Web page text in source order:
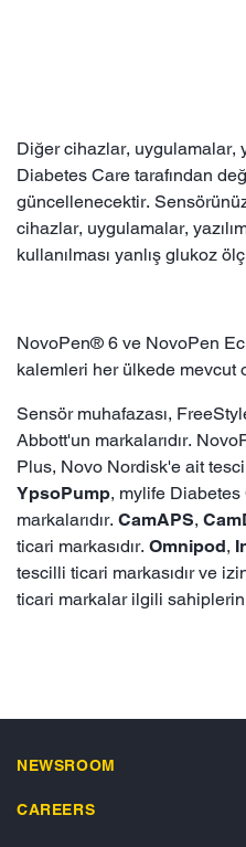
Diğer cihazlar, uygulamalar,
Diabetes Care tarafından
güncellenecektir.
cihazlar, uygulamalar,
kullanılması yanlış glukoz
NovoPen® 6 ve NovoPen
kalemleri her ülkede mevcut
Sensör muhafazası,
Abbott'un markalarıdır.
Plus, Novo Nordisk'e ait
YpsoPump, mylife
markalarıdır. CamAPS,
ticari markasıdır. Omnipod,
tescilli ticari markasıdır ve
ticari markalar ilgili
NEWSROOM
CAREERS